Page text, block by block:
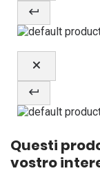
Questi
vostro